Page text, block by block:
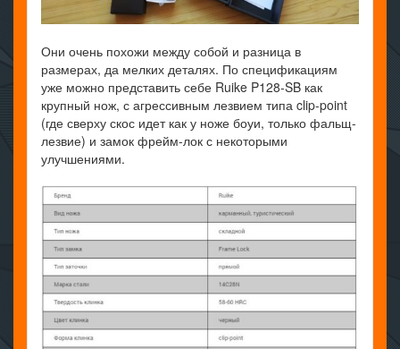
Они очень похожи между собой и разница в
размерах, да мелких деталях. По спецификациям
уже можно представить себе Ruike P128-SB как
крупный нож, с агрессивным лезвием типа clip-point
(где сверху скос идет как у ноже боуи, только фальщ-
лезвие) и замок фрейм-лок с некоторыми
улучшениями.